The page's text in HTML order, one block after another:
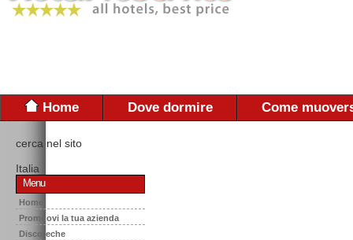
Home Dove dormire Come
cerca nel sito
Italia
Menu
Home
Promuovi la tua azienda
Discoteche